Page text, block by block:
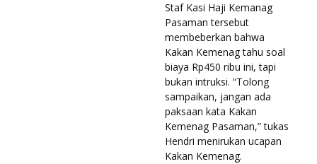
Staf Kasi Haji Kemanag
Pasaman tersebut
membeberkan bahwa
Kakan Kemenag tahu soal
biaya Rp450 ribu ini, tapi
bukan intruksi. “Tolong
sampaikan, jangan ada
paksaan kata Kakan
Kemenag Pasaman,” tukas
Hendri menirukan ucapan
Kakan Kemenag.